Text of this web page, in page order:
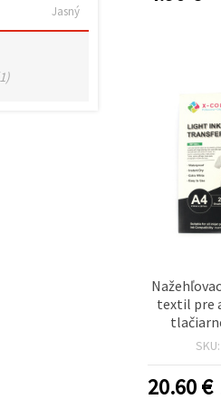
Jasný
textil pre
SKU:
20.60€